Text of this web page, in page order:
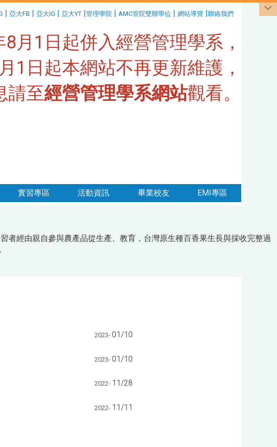
| 亞大FB | 亞大IG | 亞大YT |管理學院 | AMC管院雙聯學位 | 網站導覽 |聯絡我們
月1日起併入經營管理學系，
1日起本網站不再更新維護，
請至經營管理學系網站觀看。
實習專區 活動資訊 畢業校友 EMI專區
者經由親自參與農產品從生產、教育，台灣原生種百香果生長與採收完整過
2023- 01/10
2023- 01/10
2022- 11/28
2022- 11/11